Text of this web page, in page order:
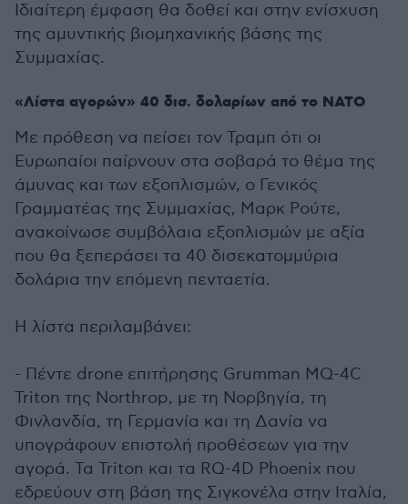
Ιδιαίτερη έμφαση θα δοθεί και στην ενίσχυση
της αμυντικής βιομηχανικής βάσης της
Συμμαχίας.
«Λίστα αγορών» 40 δισ. δολαρίων από το ΝΑΤΟ
Με πρόθεση να πείσει τον Τραμπ ότι οι
Ευρωπαίοι παίρνουν στα σοβαρά το θέμα της
άμυνας και των εξοπλισμών, ο Γενικός
Γραμματέας της Συμμαχίας, Μαρκ Ρούτε,
ανακοίνωσε συμβόλαια εξοπλισμών με αξία
που θα ξεπεράσει τα 40 δισεκατομμύρια
δολάρια την επόμενη πενταετία.
Η λίστα περιλαμβάνει:
- Πέντε drone επιτήρησης Grumman MQ-4C
Triton της Northrop, με τη Νορβηγία, τη
Φινλανδία, τη Γερμανία και τη Δανία να
υπογράφουν επιστολή προθέσεων για την
αγορά. Τα Triton και τα RQ-4D Phoenix που
εδρεύουν στη βάση της Σιγκονέλα στην Ιταλία,